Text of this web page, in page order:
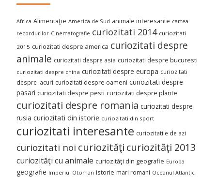
Africa Alimentaţie America de Sud animale interesante cartea
recordurilor Cinematografie curiozitati 2014 curiozitati
2015 curiozitati despre america curiozitati despre
animale curiozitati despre asia curiozitati despre bucuresti
curiozitati despre china curiozitati despre europa curiozitati
despre lacuri curiozitati despre oameni curiozitati despre
pasari curiozitati despre pesti curiozitati despre plante
curiozitati despre romania curiozitati despre
rusia curiozitati din istorie curiozitati din sport
curiozitati interesante curiozitatile de azi
curiozitati noi curiozităţi curiozităţi 2013
curiozităţi cu animale curiozităţi din geografie Europa
geografie Imperiul Otoman istorie mari romani Oceanul Atlantic